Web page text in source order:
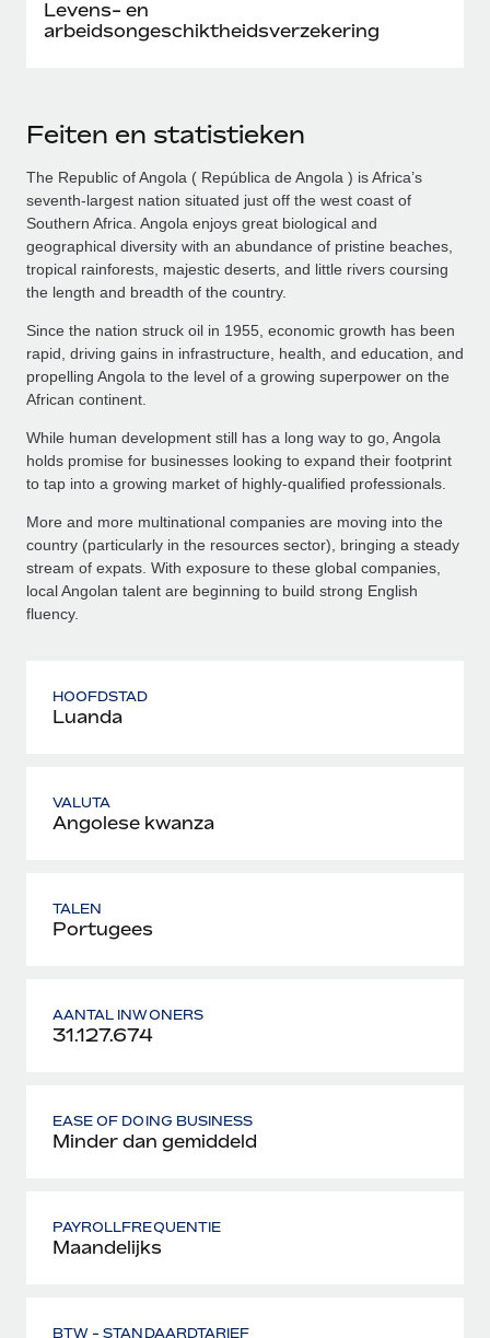
Levens- en
arbeidsongeschiktheidsverzekering
Feiten en statistieken
The Republic of Angola ( República de Angola ) is Africa’s
seventh-largest nation situated just off the west coast of
Southern Africa. Angola enjoys great biological and
geographical diversity with an abundance of pristine beaches,
tropical rainforests, majestic deserts, and little rivers coursing
the length and breadth of the country.
Since the nation struck oil in 1955, economic growth has been
rapid, driving gains in infrastructure, health, and education, and
propelling Angola to the level of a growing superpower on the
African continent.
While human development still has a long way to go, Angola
holds promise for businesses looking to expand their footprint
to tap into a growing market of highly-qualified professionals.
More and more multinational companies are moving into the
country (particularly in the resources sector), bringing a steady
stream of expats. With exposure to these global companies,
local Angolan talent are beginning to build strong English
fluency.
HOOFDSTAD
Luanda
VALUTA
Angolese kwanza
TALEN
Portugees
AANTAL INWONERS
31.127.674
EASE OF DOING BUSINESS
Minder dan gemiddeld
PAYROLLFREQUENTIE
Maandelijks
BTW - STANDAARDTARIEF